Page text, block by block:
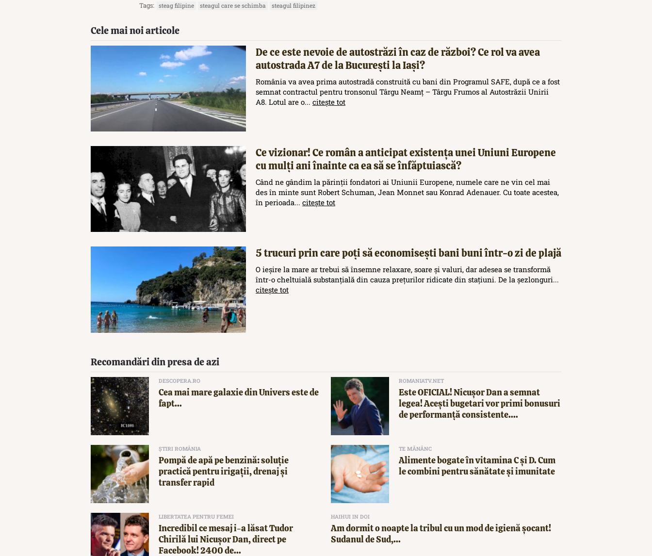
Tags: steag filipine steagul care se schimba steagul filipinez
Cele mai noi articole
De ce este nevoie de autostrăzi în caz de război? Ce rol va avea
autostrada A7 de la București la Iași?
România va avea prima autostradă construită cu bani din Programul SAFE, după ce a fost
semnat contractul pentru tronsonul Târgu Neamț – Târgu Frumos al Autostrăzii Unirii
A8. Lotul are o... citește tot
Ce vizionar! Ce român a anticipat existența unei Uniuni Europene
cu mulți ani înainte ca ea să se înfăptuiască?
Când ne gândim la părinții fondatori ai Uniunii Europene, numele care ne vin cel mai
des în minte sunt Robert Schuman, Jean Monnet sau Konrad Adenauer. Cu toate acestea,
în perioada... citește tot
5 trucuri prin care poți să economisești bani buni într-o zi de plajă
O ieșire la mare ar trebui să însemne relaxare, soare și valuri, dar adesea se transformă
într-o cheltuială substanțială din cauza prețurilor ridicate din stațiuni. De la șezlonguri...
citește tot
Recomandări din presa de azi
DESCOPERA.RO
Cea mai mare galaxie din Univers este de
fapt...
ROMANIATV.NET
Este OFICIAL! Nicușor Dan a semnat
legea! Acești bugetari vor primi bonusuri
de performanță consistente....
ȘTIRI ROMÂNIA
Pompă de apă pe benzină: soluție
practică pentru irigații, drenaj și
transfer rapid
TE MĂNÂNC
Alimente bogate în vitamina C și D. Cum
le combini pentru sănătate și imunitate
LIBERTATEA PENTRU FEMEI
Incredibil ce mesaj i-a lăsat Tudor
Chirilă lui Nicușor Dan, direct pe
Facebook! 2400 de...
HAIHUI IN DOI
Am dormit o noapte la tribul cu un mod de igienă șocant!
Sudanul de Sud,...